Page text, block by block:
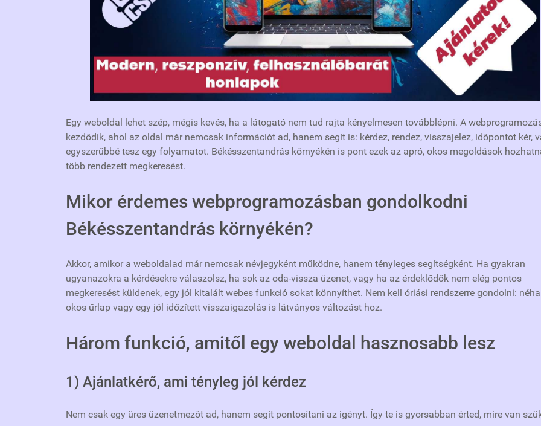
Egy weboldal lehet szép, mégis kevés, ha a látogató nem tud rajta kényelmesen továbblépni. A
kezdődik, ahol az oldal már nemcsak információt ad, hanem segít is: kérdez, rendez, visszajelez, időpontot kér,
egyszerűbbé tesz egy folyamatot. Békésszentandrás környékén is pont ezek az apró, okos megoldások
több rendezett megkeresést.
Mikor érdemes webprogramozásban gondolkodni
Békésszentandrás környékén?
Akkor, amikor a weboldalad már nemcsak névjegyként működne, hanem tényleges segítségként. Ha gyakran
ugyanazokra a kérdésekre válaszolsz, ha sok az oda-vissza üzenet, vagy ha az érdeklődők nem elég pontos
megkeresést küldenek, egy jól kitalált webes funkció sokat könnyíthet. Nem kell óriási rendszerre gondolni:
okos űrlap vagy egy jól időzített visszaigazolás is látványos változást hoz.
Három funkció, amitől egy weboldal hasznosabb lesz
1) Ajánlatkérő, ami tényleg jól kérdez
Nem csak egy üres üzenetmezőt ad, hanem segít pontosítani az igényt. Így te is gyorsabban érted, mire van